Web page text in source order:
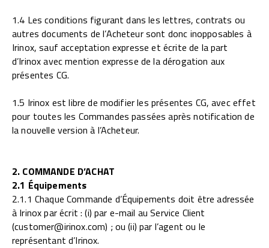
1.4 Les conditions figurant dans les lettres, contrats ou
autres documents de l’Acheteur sont donc inopposables à
Irinox, sauf acceptation expresse et écrite de la part
d’Irinox avec mention expresse de la dérogation aux
présentes CG.
1.5 Irinox est libre de modifier les présentes CG, avec effet
pour toutes les Commandes passées après notification de
la nouvelle version à l’Acheteur.
2. COMMANDE D’ACHAT
2.1 Équipements
2.1.1 Chaque Commande d’Équipements doit être adressée
à Irinox par écrit : (i) par e-mail au Service Client
(customer@irinox.com) ; ou (ii) par l’agent ou le
représentant d’Irinox.